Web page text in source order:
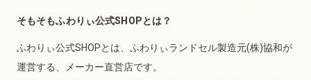
そもそもふわりぃ公式SHOPとは？
ふわりぃ公式SHOPとは、ふわりぃランドセル製造元(株)協和が
運営する、メーカー直営店です。